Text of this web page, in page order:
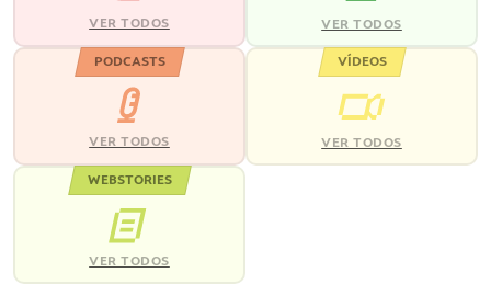
VER TODOS VER TODOS
PODCASTS
VER TODOS
VÍDEOS
VER TODOS
WEBSTORIES
VER TODOS